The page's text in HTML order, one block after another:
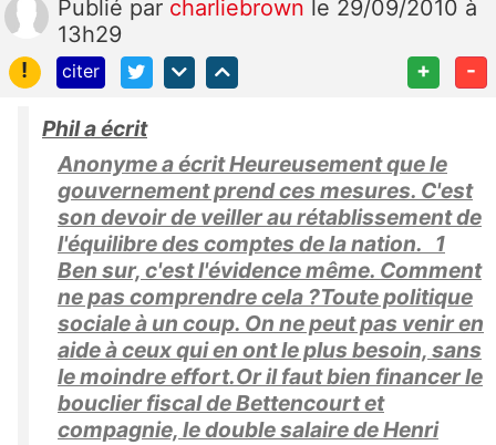
Publié par charliebrown le 29/09/2010 à
13h29
!
citer + -
Phil a écrit
Anonyme a écrit Heureusement que le
gouvernement prend ces mesures. C'est
son devoir de veiller au rétablissement de
l'équilibre des comptes de la nation. 1
Ben sur, c'est l'évidence même. Comment
ne pas comprendre cela ?Toute politique
sociale à un coup. On ne peut pas venir en
aide à ceux qui en ont le plus besoin, sans
le moindre effort.Or il faut bien financer le
bouclier fiscal de Bettencourt et
compagnie, le double salaire de Henri